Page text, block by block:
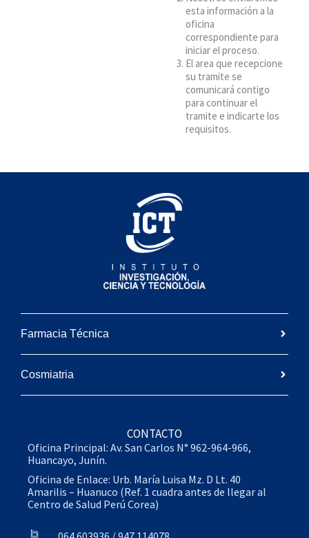
esta información a la
oficina
correspondiente para
iniciar el proceso.
El area que recepcione
su tramite se
comunicará contigo
para continuar el
tramite e indicarte los
requisitos.
Farmacia Técnica
Cosmiatria
CONTACTO
Oficina Principal: Av. San Carlos N° 962-964-966,
Huancayo, Junín.
Oficina de Enlace: Urb. María Luisa Mz. D Lt. 40
Amarilis – Huanuco (Ref. 1 cuadra antes de llegar al
Centro de Salud Perú Corea)